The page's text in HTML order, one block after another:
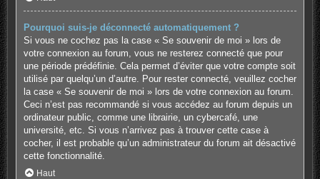
Pourquoi suis-je déconnecté automatiquement ?
Si vous ne cochez pas la case « Se souvenir de moi » lors de
votre connexion au forum, vous ne resterez connecté que pour
une période prédéfinie. Cela permet d’éviter que votre compte soit
utilisé par quelqu’un d’autre. Pour rester connecté, veuillez cocher
la case « Se souvenir de moi » lors de votre connexion au forum.
Ceci n’est pas recommandé si vous accédez au forum depuis un
ordinateur public, comme une librairie, un cybercafé, une
université, etc. Si vous n’arrivez pas à trouver cette case à
cocher, il est probable qu’un administrateur du forum ait désactivé
cette fonctionnalité.
Haut